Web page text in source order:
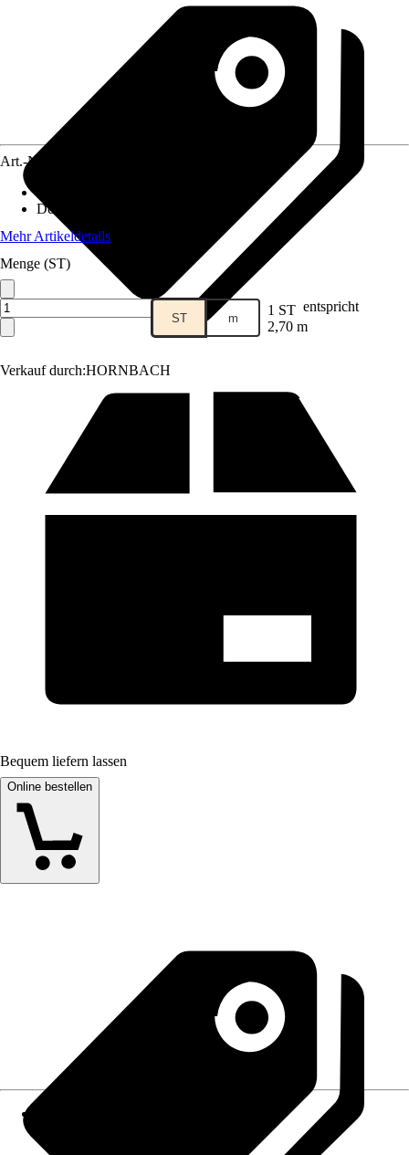
Verkauf durch:HORNBACH
Art.-Nr.
Dekoroptik
Mehr Artikeldetails
Menge (ST)
ST m 1 ST entspricht
2,70 m
Bequem liefern lassen
Online bestellen